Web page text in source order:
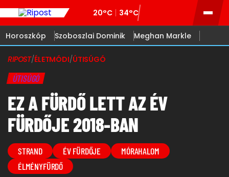
20°C 34°C
Horoszkóp Szoboszlai Dominik Meghan Markle
RIPOST/ÉLETMÓDI/ÚTISÚGÓ
ÚTISÚGÓ
EZ A FÜRDŐ LETT AZ ÉV
FÜRDŐJE 2018-BAN
STRAND ÉV FÜRDŐJE
MÓRAHALOM
ÉLMÉNYFÜRDŐ